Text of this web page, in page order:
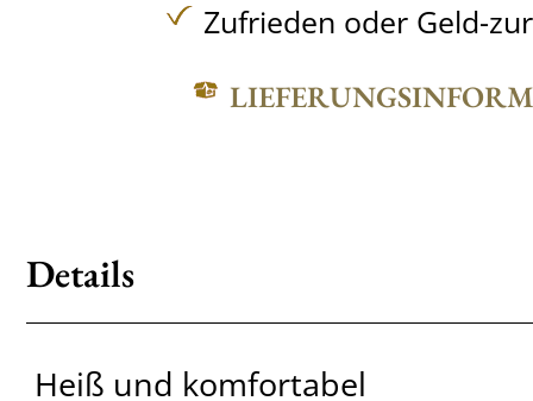
Zufrieden oder Geld-
Details
Heiß und komfortabel